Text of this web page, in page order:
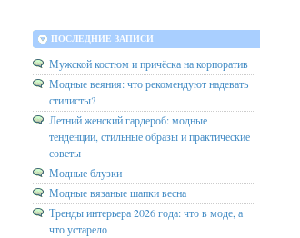
ПОСЛЕДНИЕ ЗАПИСИ
Мужской костюм и причёска на корпоратив
Модные веяния: что рекомендуют надевать
стилисты?
Летний женский гардероб: модные
тенденции, стильные образы и практические
советы
Модные блузки
Модные вязаные шапки весна
Тренды интерьера 2026 года: что в моде, а
что устарело